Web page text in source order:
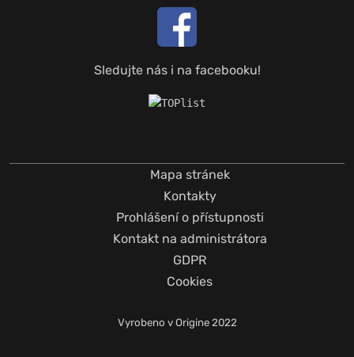
Sledujte nás i na facebooku!
Mapa stránek
Kontakty
Prohlášení o přístupnosti
Kontakt na administrátora
GDPR
Cookies
Vyrobeno v Origine2022